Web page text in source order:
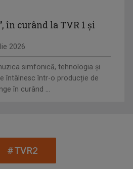
joi, Studioul ...
în curând la TVR 1 și
2026
simfonică, tehnologia și
întâlnesc într-o producție de
în curând ...
#TVR2